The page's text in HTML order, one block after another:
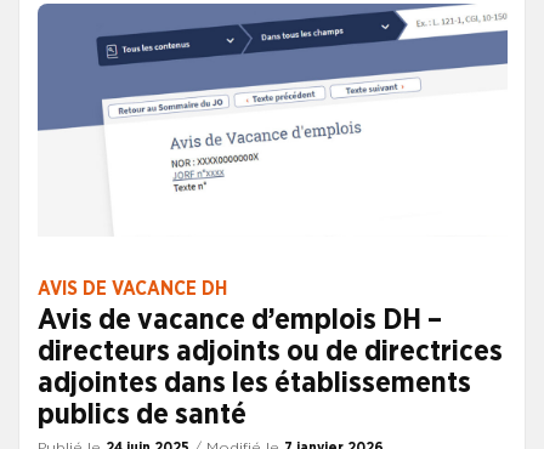
listes d’établissements D3S. Cette actualisation est
également indispensable pour les listes d’emplois
fonctionnels des directeurs d’hôpital et des
directeurs des soins.
AVIS DE VACANCE DH
Avis de vacance d’emplois DH –
directeurs adjoints ou de directrices
adjointes dans les établissements
publics de santé